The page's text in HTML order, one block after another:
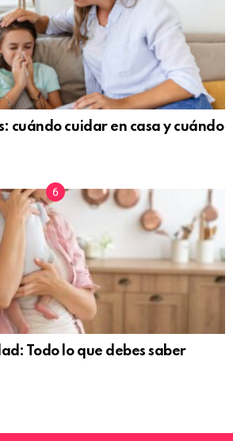
cuándo cuidar en casa y cuándo
Todo lo que debes saber